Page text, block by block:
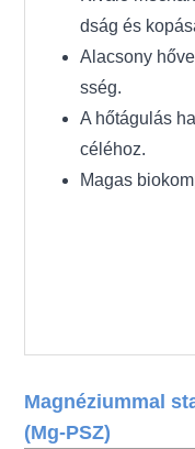
dság és
Alacsony
sség.
A hőtágulás
céléhoz.
Magas
Magnéziummal
(Mg-PSZ)